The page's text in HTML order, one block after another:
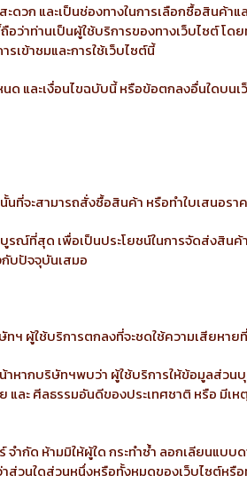
ก และเป็นช่องทางในการเลือกซื้อสินค้า
อว่าท่านเป็นผู้ใช้บริการของทางเว็บไซต์
เข้าชมและการใช้เว็บไซต์นี้
และเงื่อนไขฉบับนี้ หรือข้อตกลงอื่นใดบน
ที่จะสามารถสั่งซื้อสินค้า หรือทำใบเสนอร
ณ์ที่สุด เพื่อเป็นประโยชน์ในการจัดส่งสิน
บปัจจุบันเสมอ
ฯ ผู้ใช้บริการตกลงที่จะชดใช้ความเสียหา
ากบริษัทฯพบว่า ผู้ใช้บริการให้ข้อมูลส่วน
ะ ศีลธรรมอันดีของประเทศชาติ หรือ มีเห
ด ห้ามมิให้ผู้ใด กระทำซ้ำ ลอกเลียนแบบ
วนใดส่วนหนึ่งหรือทั้งหมดของเว็บไซต์หรื